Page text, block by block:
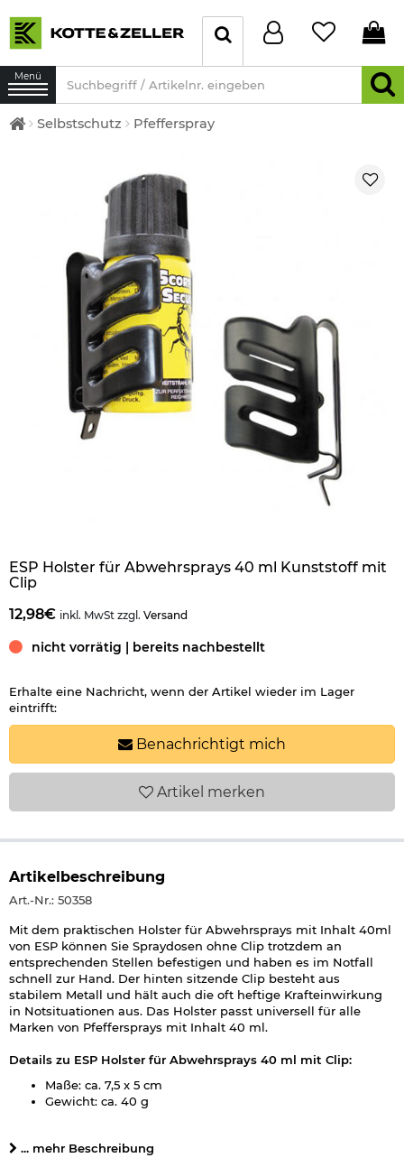
Menü
Selbstschutz Pfefferspray
ESP Holster für Abwehrsprays 40 ml Kunststoff mit
Clip
12,98€ inkl. MwSt zzgl. Versand
nicht vorrätig | bereits nachbestellt
Erhalte eine Nachricht, wenn der Artikel wieder im Lager
eintrifft:
Benachrichtigt mich
Artikel merken
Artikelbeschreibung
Art.-Nr.: 50358
Mit dem praktischen Holster für Abwehrsprays mit Inhalt 40ml
von ESP können Sie Spraydosen ohne Clip trotzdem an
entsprechenden Stellen befestigen und haben es im Notfall
schnell zur Hand. Der hinten sitzende Clip besteht aus
stabilem Metall und hält auch die oft heftige Krafteinwirkung
in Notsituationen aus. Das Holster passt universell für alle
Marken von Pfeffersprays mit Inhalt 40 ml.
Details zu ESP Holster für Abwehrsprays 40 ml mit Clip:
Maße: ca. 7,5 x 5 cm
Gewicht: ca. 40 g
Farbe: schwarz
... mehr Beschreibung